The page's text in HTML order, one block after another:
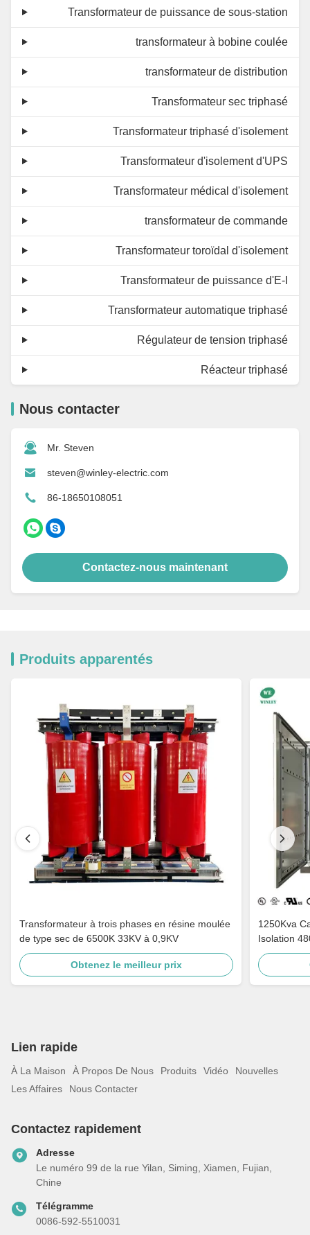
Transformateur de puissance de sous-station
transformateur à bobine coulée
transformateur de distribution
Transformateur sec triphasé
Transformateur triphasé d'isolement
Transformateur d'isolement d'UPS
Transformateur médical d'isolement
transformateur de commande
Transformateur toroïdal d'isolement
Transformateur de puissance d'E-I
Transformateur automatique triphasé
Régulateur de tension triphasé
Réacteur triphasé
Nous contacter
Mr. Steven
steven@winley-electric.com
86-18650108051
Contactez-nous maintenant
Produits apparentés
Transformateur à trois phases en résine moulée
de type sec de 6500K 33KV à 0,9KV
Obtenez le meilleur prix
1250Kva Cast Resin Dry Type Transformers
Isolation
Lien rapide
À La Maison À Propos De Nous Produits Vidéo
Nouvelles
Les Affaires
Nous Contacter
Contactez rapidement
Adresse
Le numéro 99 de la rue Yilan, Siming, Xiamen, Fujian,
Chine
Télégramme
0086-592-5510031